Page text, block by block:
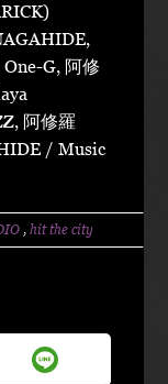
G, 阿修
阿修羅
/ Music
, hit the city